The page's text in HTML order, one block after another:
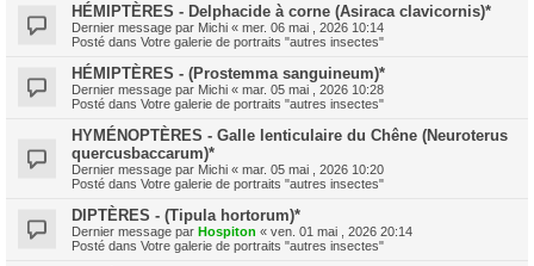
HÉMIPTÈRES - Delphacide à corne (Asiraca clavicornis)*
Dernier message par Michi « mer. 06 mai , 2026 10:14
Posté dans Votre galerie de portraits "autres insectes"
HÉMIPTÈRES - (Prostemma sanguineum)*
Dernier message par Michi « mar. 05 mai , 2026 10:28
Posté dans Votre galerie de portraits "autres insectes"
HYMÉNOPTÈRES - Galle lenticulaire du Chêne (Neuroterus
quercusbaccarum)*
Dernier message par Michi « mar. 05 mai , 2026 10:20
Posté dans Votre galerie de portraits "autres insectes"
DIPTÈRES - (Tipula hortorum)*
Dernier message par Hospiton « ven. 01 mai , 2026 20:14
Posté dans Votre galerie de portraits "autres insectes"